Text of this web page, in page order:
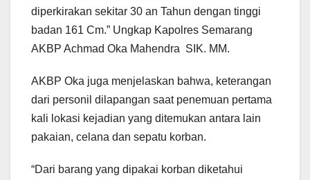
diperkirakan sekitar 30 an Tahun dengan tinggi
badan 161 Cm.” Ungkap Kapolres Semarang
AKBP Achmad Oka Mahendra SIK. MM.
AKBP Oka juga menjelaskan bahwa, keterangan
dari personil dilapangan saat penemuan pertama
kali lokasi kejadian yang ditemukan antara lain
pakaian, celana dan sepatu korban.
“Dari barang yang dipakai korban diketahui